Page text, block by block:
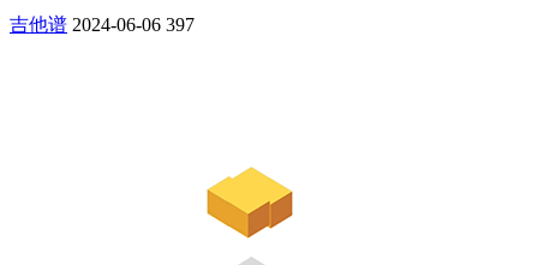
吉他谱 2024-06-06 397